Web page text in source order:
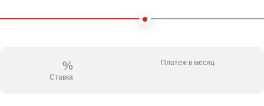
%
Ставка
Платеж в месяц